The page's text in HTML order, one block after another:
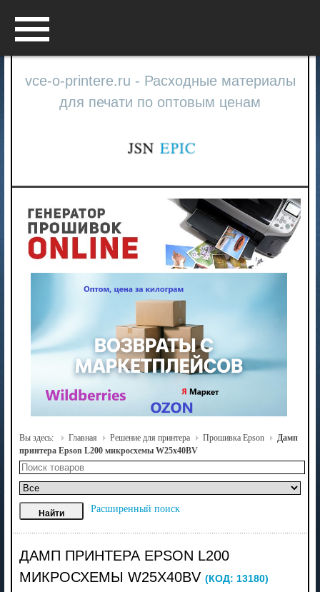
vce-o-printere.ru - Расходные материалы
для печати по оптовым ценам
Вы здесь: Главная Решение для принтера Прошивка Epson
Дамп
принтера Epson L200 микросхемы W25x40BV
Расширенный поиск
ДАМП ПРИНТЕРА EPSON L200
МИКРОСХЕМЫ W25X40BV (КОД: 13180)